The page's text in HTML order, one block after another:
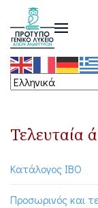
Τελευταία
Κατάλογος ΙΒΟ
Προσωρινός και